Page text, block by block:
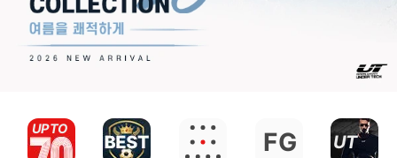
UP TO FG UT